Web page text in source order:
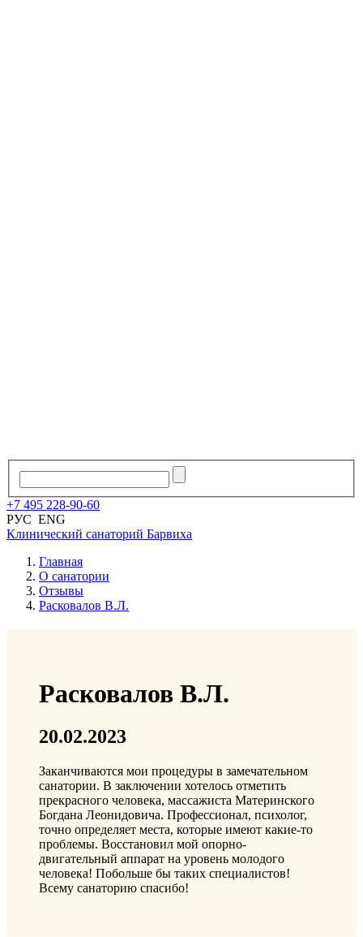
+7 495 228-90-60
РУС ENG
Клинический санаторий Барвиха
Главная
О санатории
Отзывы
Расковалов В.Л.
Расковалов В.Л.
20.02.2023
Заканчиваются мои процедуры в замечательном
санатории. В заключении хотелось отметить
прекрасного человека, массажиста Материнского
Богдана Леонидовича. Профессионал, психолог,
точно определяет места, которые имеют какие-то
проблемы. Восстановил мой опорно-
двигательный аппарат на уровень молодого
человека! Побольше бы таких специалистов!
Всему санаторию спасибо!